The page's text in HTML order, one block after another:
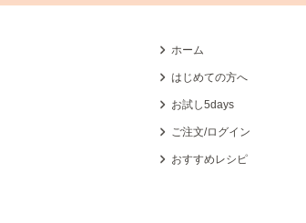
ホーム
はじめての方へ
お試し5days
ご注文/ログイン
おすすめレシピ